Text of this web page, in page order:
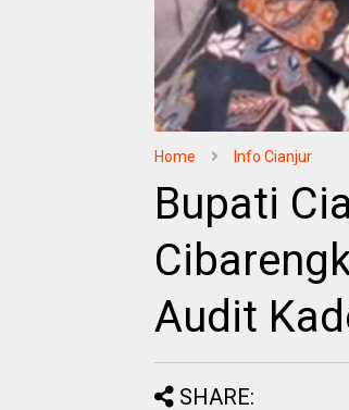
Home Info Cianjur
Bupati
Audit
SHARE: